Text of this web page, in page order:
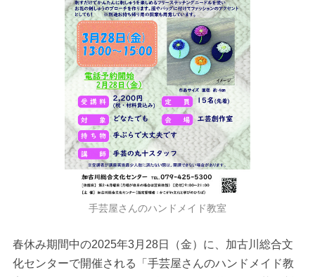
手芸屋さんのハンドメイド教室
春休み期間中の2025年3月28日（金）に、加古川総合文
化センターで開催される「手芸屋さんのハンドメイド教